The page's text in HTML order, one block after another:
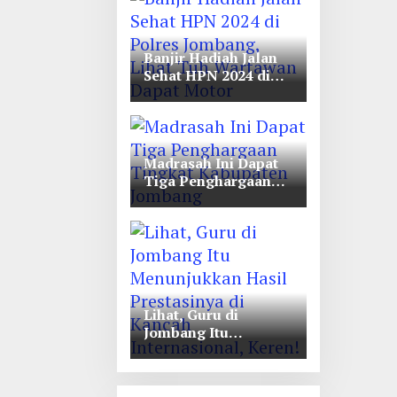
Banjir Hadiah Jalan
Sehat HPN 2024 di
Polres Jombang,
Dapat Motor
Madrasah Ini Dapat
Tiga Penghargaan
Tingkat Kabupaten
Lihat, Guru di
Jombang Itu
Menunjukkan Hasil
Prestasinya di
Kancah